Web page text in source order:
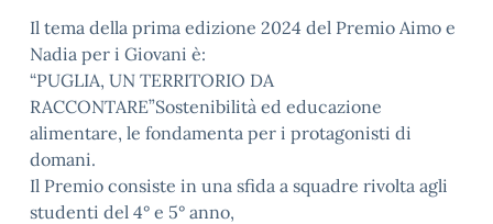
Il tema della prima edizione 2024 del Premio Aimo e
Nadia per i Giovani è:
“PUGLIA, UN TERRITORIO DA
RACCONTARE”Sostenibilità ed educazione
alimentare, le fondamenta per i protagonisti di
domani.
Il Premio consiste in una sfida a squadre rivolta agli
studenti del 4° e 5° anno,